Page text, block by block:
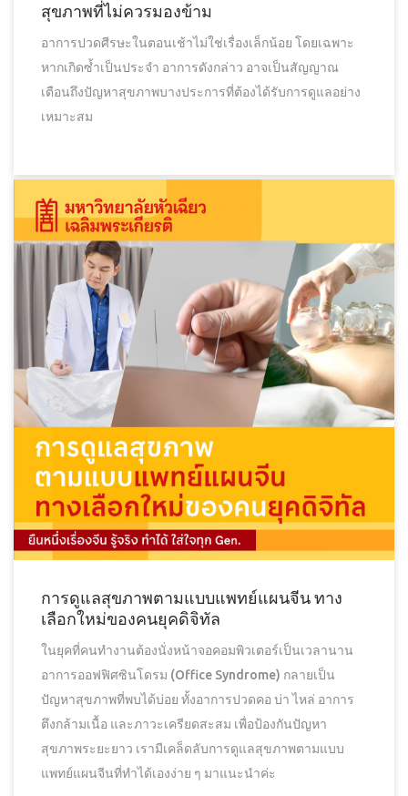
สุขภาพที่ไม่ควรมองข้าม
อาการปวดศีรษะในตอนเช้าไม่ใช่เรื่องเล็กน้อย โดยเฉพาะ
หากเกิดซ้ำเป็นประจำ อาการดังกล่าว อาจเป็นสัญญาณ
เตือนถึงปัญหาสุขภาพบางประการที่ต้องได้รับการดูแลอย่าง
เหมาะสม
การดูแลสุขภาพตามแบบแพทย์แผนจีน ทาง
เลือกใหม่ของคนยุคดิจิทัล
ในยุคที่คนทำงานต้องนั่งหน้าจอคอมพิวเตอร์เป็นเวลานาน
อาการออฟฟิศซินโดรม (Office Syndrome) กลายเป็น
ปัญหาสุขภาพที่พบได้บ่อย ทั้งอาการปวดคอ บ่า ไหล่ อาการ
ตึงกล้ามเนื้อ และภาวะเครียดสะสม เพื่อป้องกันปัญหา
สุขภาพระยะยาว เรามีเคล็ดลับการดูแลสุขภาพตามแบบ
แพทย์แผนจีนที่ทำได้เองง่าย ๆ มาแนะนำค่ะ